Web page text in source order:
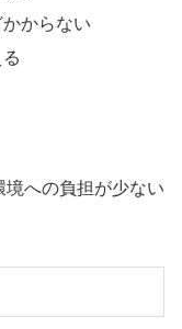
からない
境への負担が少ない